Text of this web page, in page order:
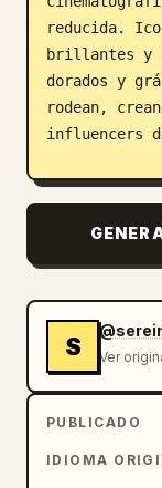
reducida.
brillantes y
dorados y
rodean,
influencers
La
ricos
dorados del
naranja,
publicitaria
Fondo
audaz,
premium,
iconos
S Ver
PUBLICADO
IDIOMA